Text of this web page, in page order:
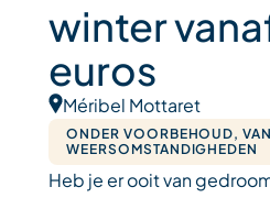
winter
euros
Méribel Mottaret
ONDER VOORBEHOUD,
WEERSOMSTANDIGHEDEN
Heb je er ooit van